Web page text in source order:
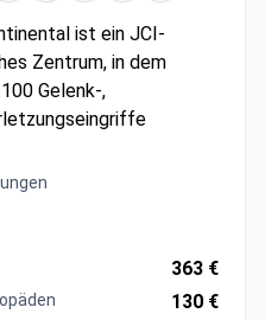
ist ein JCI-
Zentrum, in dem
Gelenk-,
für Knie-
Nahtsystem für
bei
363 €
130 €